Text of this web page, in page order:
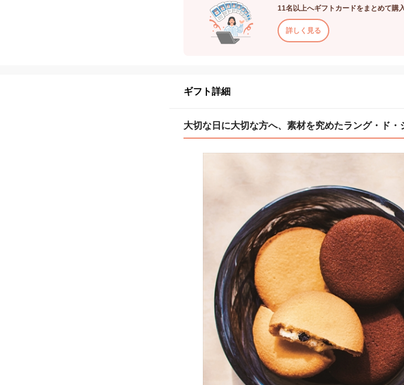
11名以上へギフトカードをまとめて購
詳しく見る
ギフト詳細
大切な日に大切な方へ、素材を究めたラング・ド・